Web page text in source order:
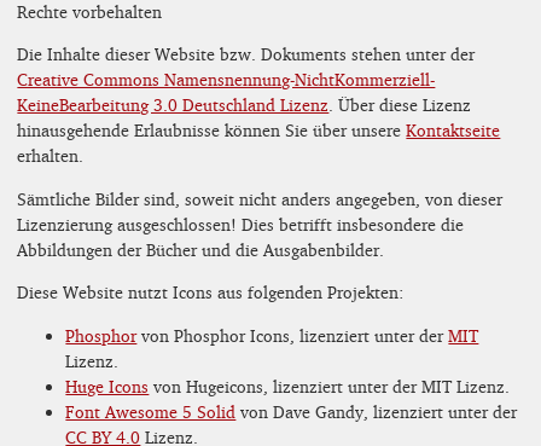
Rechte vorbehalten
Die Inhalte dieser Website bzw. Dokuments stehen unter der
Creative Commons Namensnennung-NichtKommerziell-
KeineBearbeitung 3.0 Deutschland Lizenz. Über diese Lizenz
hinausgehende Erlaubnisse können Sie über unsereKontaktseite
erhalten.
Sämtliche Bilder sind, soweit nicht anders angegeben, von dieser
Lizenzierung ausgeschlossen! Dies betrifft insbesondere die
Abbildungen der Bücher und die Ausgabenbilder.
Diese Website nutzt Icons aus folgenden Projekten:
Phosphorvon Phosphor Icons, lizenziert unter derMIT
Lizenz.
Huge Icons von Hugeicons, lizenziert unter der MIT Lizenz.
Font Awesome 5 Solid von Dave Gandy, lizenziert unter der
CC BY 4.0 Lizenz.